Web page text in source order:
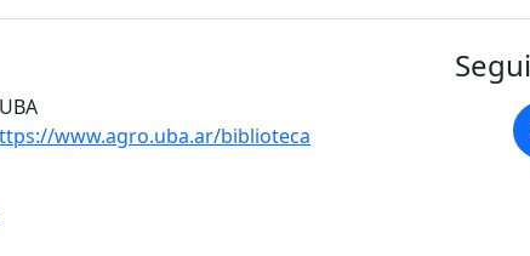
www.agro.uba.ar/biblioteca